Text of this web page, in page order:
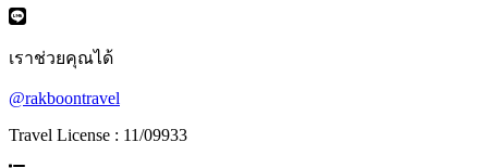
เราช่วยคุณได้
@rakboontravel
Travel License : 11/09933